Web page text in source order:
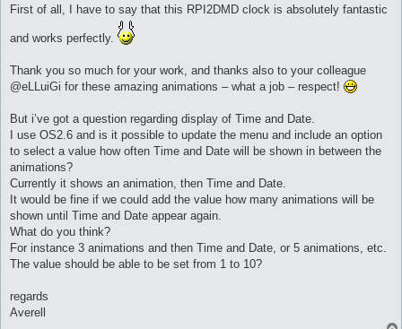
g
First of all, I have to say that this RPI2DMD clock is absolutely fantastic
and works perfectly.
Thank you so much for your work, and thanks also to your colleague
@eLLuiGi for these amazing animations – what a job – respect!
But i’ve got a question regarding display of Time and Date.
I use OS2.6 and is it possible to update the menu and include an option
to select a value how often Time and Date will be shown in between the
animations?
Currently it shows an animation, then Time and Date.
It would be fine if we could add the value how many animations will be
shown until Time and Date appear again.
What do you think?
For instance 3 animations and then Time and Date, or 5 animations, etc.
The value should be able to be set from 1 to 10?
regards
Averell